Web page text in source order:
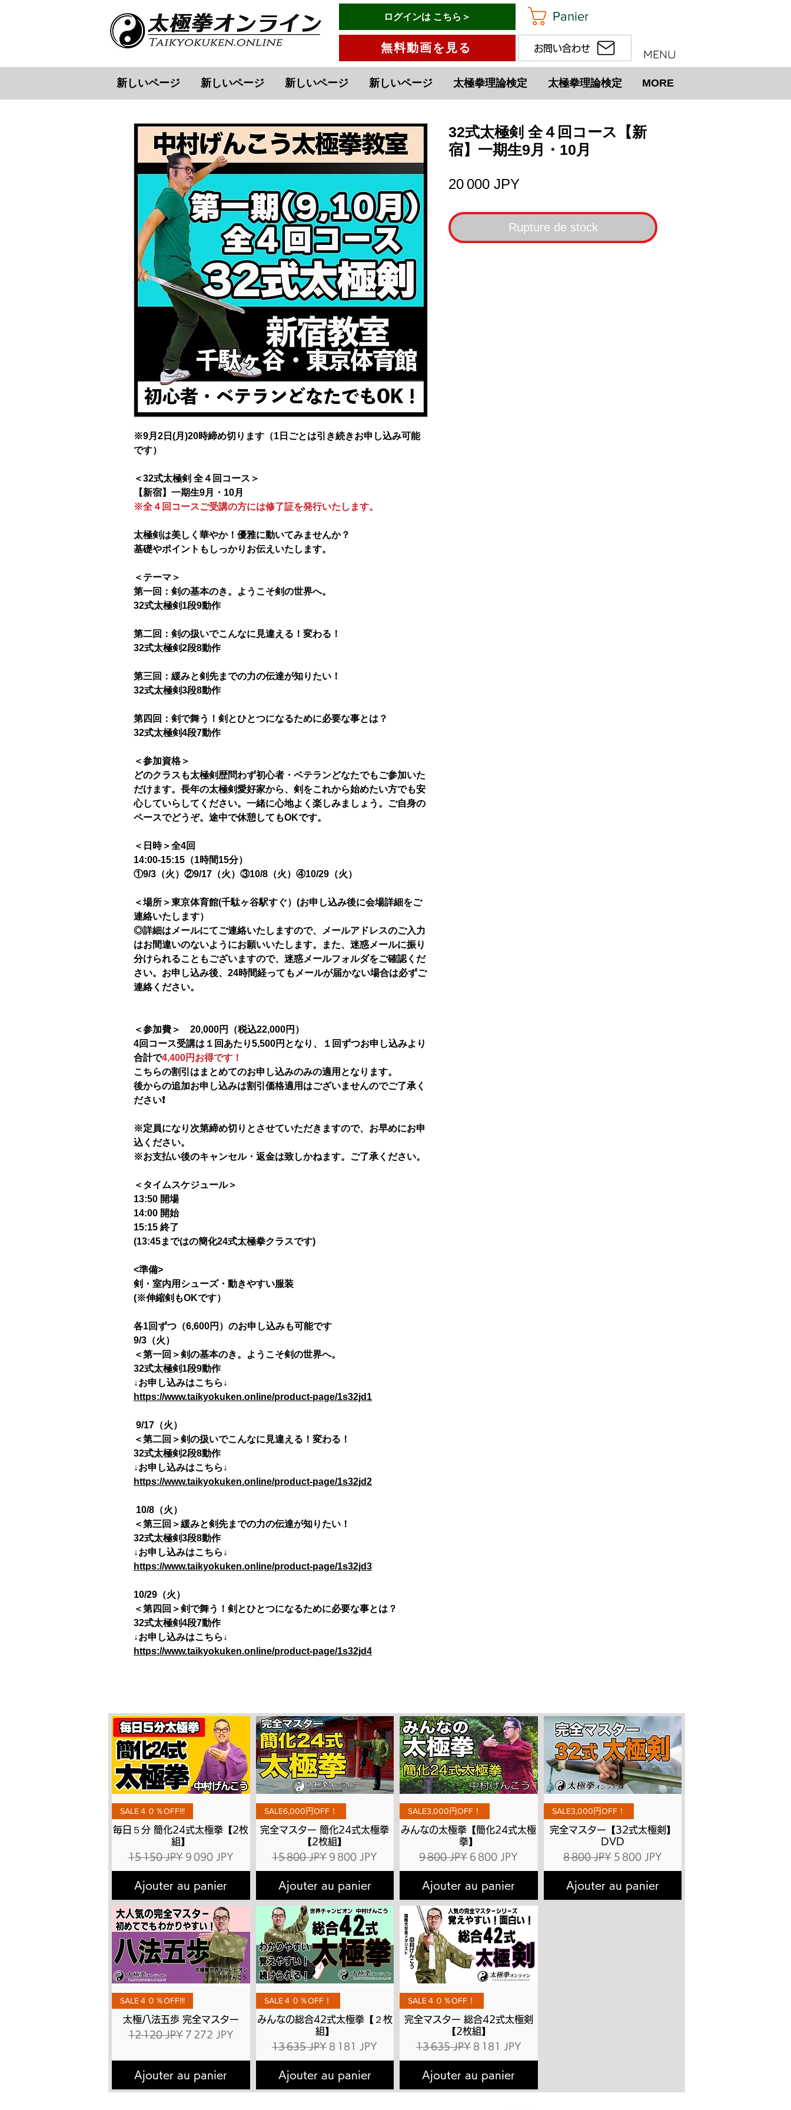
有料会員ログインはこちら→
ログインは こちら＞
無料動画を見る
Panier
お問い合わせ MENU
新しいページ 新しいページ 新しいページ 新しいページ 太極拳理論検定 太極拳理論検定 MORE
※9月2日(月)20時締め切ります（1日ごとは引き続きお申し込み可能
です）
＜32式太極剣 全４回コース＞
【新宿】一期生9月・10月
※全４回コースご受講の方には修了証を発行いたします。
太極剣は美しく華やか！優雅に動いてみませんか？
基礎やポイントもしっかりお伝えいたします。
＜テーマ＞
第一回：剣の基本のき。ようこそ剣の世界へ。
32式太極剣1段9動作
第二回：剣の扱いでこんなに見違える！変わる！
32式太極剣2段8動作
第三回：緩みと剣先までの力の伝達が知りたい！
32式太極剣3段8動作
第四回：剣で舞う！剣とひとつになるために必要な事とは？
32式太極剣4段7動作
＜参加資格＞
どのクラスも太極剣歴問わず初心者・ベテランどなたでもご参加いた
だけます。長年の太極剣愛好家から、剣をこれから始めたい方でも安
心していらしてください。一緒に心地よく楽しみましょう。ご自身の
ペースでどうぞ。途中で休憩してもOKです。
＜日時＞全4回
14:00-15:15（1時間15分）
①9/3（火）②9/17（火）③10/8（火）④10/29（火）
＜場所＞東京体育館(千駄ヶ谷駅すぐ）(お申し込み後に会場詳細をご
連絡いたします）
◎詳細はメールにてご連絡いたしますので、メールアドレスのご入力
はお間違いのないようにお願いいたします。また、迷惑メールに振り
分けられることもございますので、迷惑メールフォルダをご確認くだ
さい。お申し込み後、24時間経ってもメールが届かない場合は必ずご
連絡ください。
＜参加費＞ 20,000円（税込22,000円）
4回コース受講は１回あたり5,500円となり、１回ずつお申し込みより
合計で4,400円お得です！
こちらの割引はまとめてのお申し込みのみの適用となります。
後からの追加お申し込みは割引価格適用はございませんのでご了承く
ださい❗️
※定員になり次第締め切りとさせていただきますので、お早めにお申
込ください。
※お支払い後のキャンセル・返金は致しかねます。ご了承ください。
＜タイムスケジュール＞
13:50 開場
14:00 開始
15:15 終了
(13:45まではの簡化24式太極拳クラスです)
<準備>
剣・室内用シューズ・動きやすい服装
(※伸縮剣もOKです）
各1回ずつ（6,600円）のお申し込みも可能です
9/3（火）
＜第一回＞剣の基本のき。ようこそ剣の世界へ。
32式太極剣1段9動作
↓お申し込みはこちら↓
https://www.taikyokuken.online/product-page/1s32jd1
9/17（火）
＜第二回＞剣の扱いでこんなに見違える！変わる！
32式太極剣2段8動作
↓お申し込みはこちら↓
https://www.taikyokuken.online/product-page/1s32jd2
10/8（火）
＜第三回＞緩みと剣先までの力の伝達が知りたい！
32式太極剣3段8動作
↓お申し込みはこちら↓
https://www.taikyokuken.online/product-page/1s32jd3
10/29（火）
＜第四回＞剣で舞う！剣とひとつになるために必要な事とは？
32式太極剣4段7動作
↓お申し込みはこちら↓
https://www.taikyokuken.online/product-page/1s32jd4
32式太極剣 全４回コース【新
宿】一期生9月・10月
20 000 JPYPrix
Rupture de stock
Aperçu rapide
SALE４０％OFF!!!
毎日５分 簡化24式太極拳【2枚
組】
Prix original
15 150 JPY Prix promotionnel
9 090 JPY
Ajouter au panier
Aperçu rapide
SALE6,000円OFF！
完全マスター 簡化24式太極拳
【2枚組】
Prix original
15 800 JPY Prix promotionnel
9 800 JPY
Ajouter au panier
Aperçu rapide
SALE3,000円OFF！
みんなの太極拳【簡化24式太極
拳】
Prix original
9 800 JPY Prix promotionnel
6 800 JPY
Ajouter au panier
Aperçu rapide
SALE3,000円OFF！
完全マスター【32式太極剣】
DVD
Prix original
8 800 JPY Prix promotionnel
5 800 JPY
Ajouter au panier
Aperçu rapide
SALE４０％OFF!!!
太極八法五歩 完全マスター
Prix original
12 120 JPY Prix promotionnel
7 272 JPY
Ajouter au panier
Aperçu rapide
SALE４０％OFF！
みんなの総合42式太極拳【２枚
組】
Prix original
13 635 JPY Prix promotionnel
8 181 JPY
Ajouter au panier
Aperçu rapide
SALE４０％OFF！
完全マスター 総合42式太極剣
【2枚組】
Prix original
13 635 JPY Prix promotionnel
8 181 JPY
Ajouter au panier